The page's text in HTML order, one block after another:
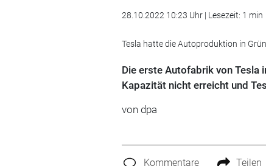
28.10.2022 10:23 Uhr | Lesezeit: 1 min
Tesla hatte die Autoproduktion in
Die erste Autofabrik von
Kapazität nicht erreicht und
von dpa
Kommentare Teilen